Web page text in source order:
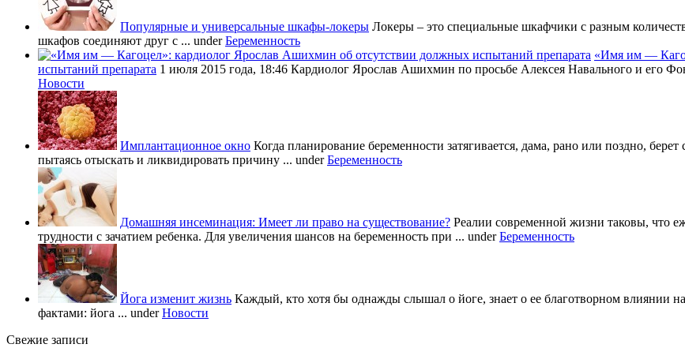
Популярные и универсальные шкафы-локеры Локеры – это специальные шкафчики с разным
шкафов соединяют друг с ... underБеременность
«Имя им —
испытаний препарата 1 июля 2015 года, 18:46 Кардиолог Ярослав Ашихмин по просьбе Алексея Навального и его
Новости
Имплантационное окно Когда планирование беременности затягивается, дама, рано или поздно,
пытаясь отыскать и ликвидировать причину ... underБеременность
Домашняя инсеминация: Имеет ли право на существование? Реалии современной жизни таковы, что
трудности с зачатием ребенка. Для увеличения шансов на беременность при ... underБеременность
Йога изменит жизнь Каждый, кто хотя бы однажды слышал о йоге, знает о ее благотворном влиянии
фактами: йога ... underНовости
Свежие записи